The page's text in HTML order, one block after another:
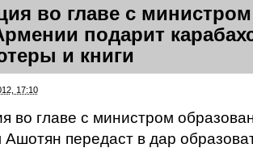
во главе с
подарит
и книги
17:10
во главе с министром
передаст в дар